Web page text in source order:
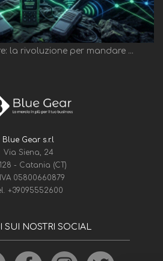
la rivoluzione per mandare ...
Blue Gear s.r.l
Via Siena, 24
- Catania (CT)
IVA 05800660879
+39095552600
SUI NOSTRI SOCIAL